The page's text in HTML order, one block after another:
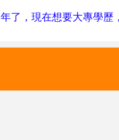
了，現在想要大專學歷